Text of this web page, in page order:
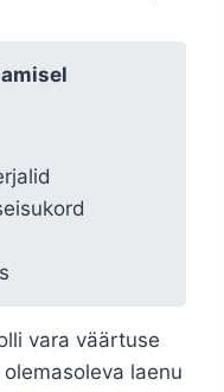
vara väärtuse
laenu